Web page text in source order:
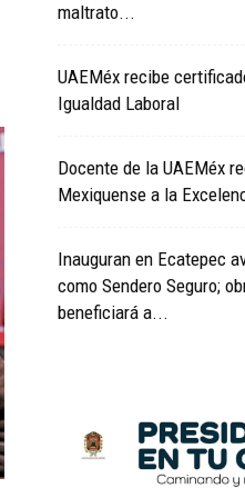
maltrato...
UAEMéx recibe
Igualdad Laboral
Docente de la UAEMéx
Mexiquense a la
Inauguran en Ecatepec
como Sendero Seguro;
beneficiará a...